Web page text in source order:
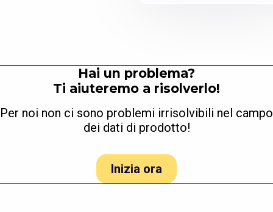
Hai un problema?
Ti aiuteremo a risolverlo!
Per noi non ci sono problemi irrisolvibili nel campo
dei dati di prodotto!
Inizia ora